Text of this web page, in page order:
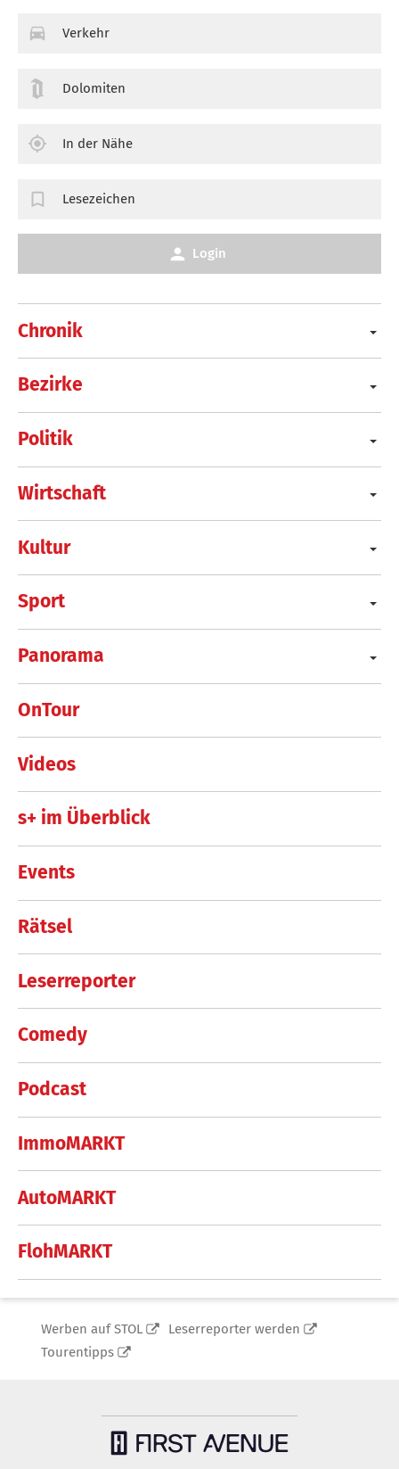
Chronik
Bezirke
Politik
Wirtschaft
Kultur
Sport
Panorama
OnTour
Videos
s+ im Überblick
Events
Rätsel
Leserreporter
Comedy
Podcast
ImmoMARKT
AutoMARKT
FlohMARKT
Verkehr
Dolomiten
In der Nähe
Lesezeichen
Login
Werben auf STOL
Leserreporter werden
Tourentipps